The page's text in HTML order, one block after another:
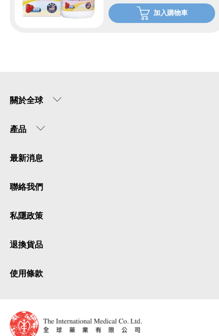
加入購物車
關於全球
產品
最新消息
聯絡我們
私隱政策
退換貨品
使用條款